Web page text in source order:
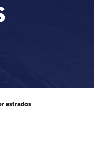
estrados